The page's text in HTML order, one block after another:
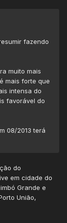
fazendo
muito mais
mais forte que
intensa do
favorável do
08/2013 terá
do
em cidade do
Grande e
União,